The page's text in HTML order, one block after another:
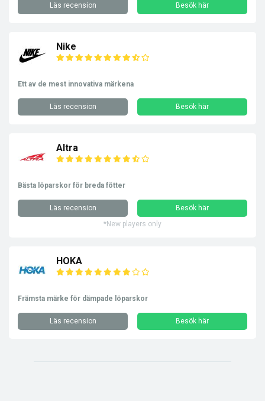
Läs recension Besök här
Nike
Ett av de mest innovativa märkena
Läs recension Besök här
Altra
Bästa löparskor för breda fötter
Läs recension
Besök här
*New players only
HOKA
Främsta märke för dämpade löparskor
Läs recension Besök här